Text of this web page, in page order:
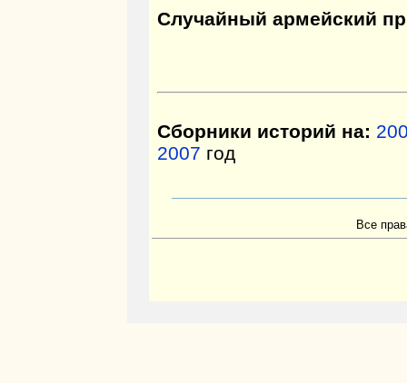
Случайный армейский
Сборники историй на:
2007 год
Все